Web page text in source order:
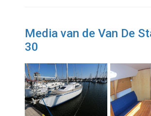
Media van de Van De
30